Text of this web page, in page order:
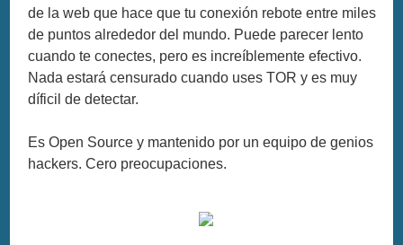
de la web que hace que tu conexión rebote entre miles
de puntos alrededor del mundo. Puede parecer lento
cuando te conectes, pero es increíblemente efectivo.
Nada estará censurado cuando uses TOR y es muy
díficil de detectar.
Es Open Source y mantenido por un equipo de genios
hackers. Cero preocupaciones.